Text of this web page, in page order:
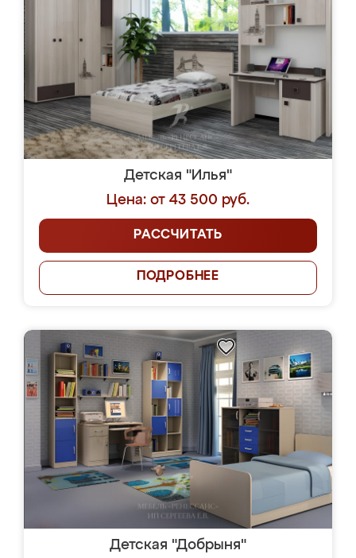
Детская "Илья"
Цена: от 43 500 руб.
РАССЧИТАТЬ
ПОДРОБНЕЕ
Детская "Добрыня"